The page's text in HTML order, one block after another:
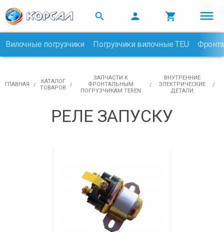
  
Вилочные погрузчики Погрузчики вилочные TEU
ГЛАВНАЯ
КАТАЛОГ
ТОВАРОВ
ЗАПЧАСТИ К
ФРОНТАЛЬНЫМ
ПОГРУЗЧИКАМ TEREN
ВНУТРЕННИЕ
ЭЛЕКТРИЧЕСКИЕ
ДЕТАЛИ
РЕЛЕ ЗАПУСКУ